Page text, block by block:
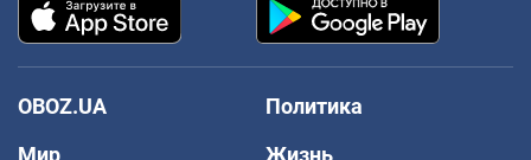
OBOZ.UA
Политика
Мир
Жизнь